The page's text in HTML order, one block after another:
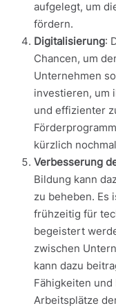
aufgelegt, um
fördern.
Digitalisierung:
Chancen, um
Unternehmen
investieren, um
und effizienter
Förderprogramm
kürzlich
Verbesserung
Bildung kann
zu beheben. Es
frühzeitig für
begeistert
zwischen
kann dazu
Fähigkeiten
Arbeitsplätze